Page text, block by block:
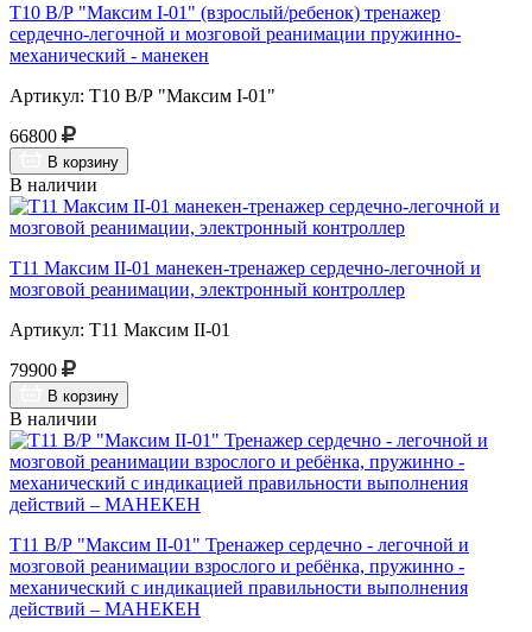
Т10 В/Р "Максим I-01" (взрослый/ребенок) тренажер
сердечно-легочной и мозговой реанимации пружинно-
механический - манекен
Артикул: Т10 В/Р "Максим I-01"
66800
В корзину
В наличии
Т11 Максим II-01 манекен-тренажер сердечно-легочной и
мозговой реанимации, электронный контроллер
Артикул: Т11 Максим II-01
79900
В корзину
В наличии
Т11 В/Р "Максим II-01" Тренажер сердечно - легочной и
мозговой реанимации взрослого и ребёнка, пружинно -
механический с индикацией правильности выполнения
действий – МАНЕКЕН